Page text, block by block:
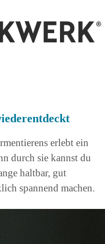
erlebt ein
durch sie kannst du
haltbar, gut
spannend machen.